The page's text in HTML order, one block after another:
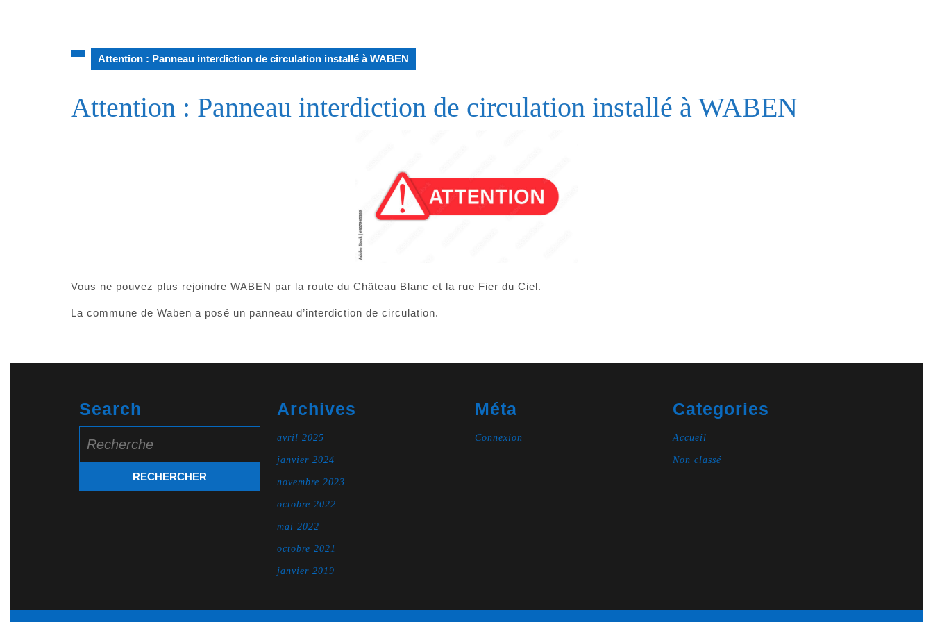
Attention : Panneau interdiction de circulation installé à WABEN
Attention : Panneau interdiction de circulation installé à WABEN
Vous ne pouvez plus rejoindre WABEN par la route du Château Blanc et la rue Fier du Ciel.
La commune de Waben a posé un panneau d’interdiction de circulation.
Search
for:
Archives
avril 2025
janvier 2024
novembre 2023
octobre 2022
mai 2022
octobre 2021
janvier 2019
Méta
Connexion
Categories
Accueil
Non classé